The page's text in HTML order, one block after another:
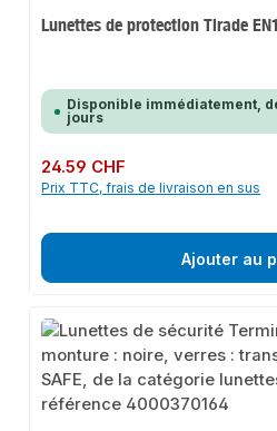
Lunettes de protection Tirade
Disponible immédiatement,
jours
Prix régulier :
24.59 CHF
Prix TTC, frais de livraison en sus
Ajouter au